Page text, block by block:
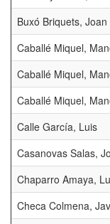
Buxó Briquets, Joan
Caballé Miquel,
Caballé Miquel,
Caballé Miquel,
Calle García, Luis
Casanovas Salas,
Chaparro Amaya,
Checa Colmena,